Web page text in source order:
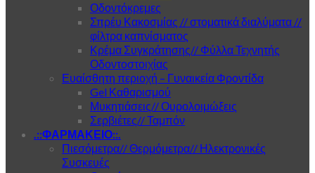
Οδοντόκρεμες
Σπρέυ Κακοσμίας // στοματικά διαλύματα //
φίλτρα καπνίσματος
Κρέμα Συγκράτησης// Φύλλα Τεχνητής
Οδοντοστοιχίας
Ευαίσθητη περιοχή – Γυναικεία Φροντίδα
Gel Καθαρισμού
Μυκητιάσεις// Ουρολοιμώξεις
Σερβιέτες// Ταμπόν
.::ΦΑΡΜΑΚΕΙΟ::.
Πιεσόμετρα// Θερμόμετρα// Ηλεκτρονικές
Συσκευές